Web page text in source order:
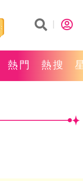
熱門 熱搜